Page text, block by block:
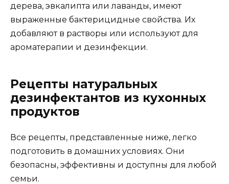
дерева, эвкалипта или лаванды, имеют
выраженные бактерицидные свойства. Их
добавляют в растворы или используют для
ароматерапии и дезинфекции.
Рецепты натуральных
дезинфектантов из кухонных
продуктов
Все рецепты, представленные ниже, легко
подготовить в домашних условиях. Они
безопасны, эффективны и доступны для любой
семьи.